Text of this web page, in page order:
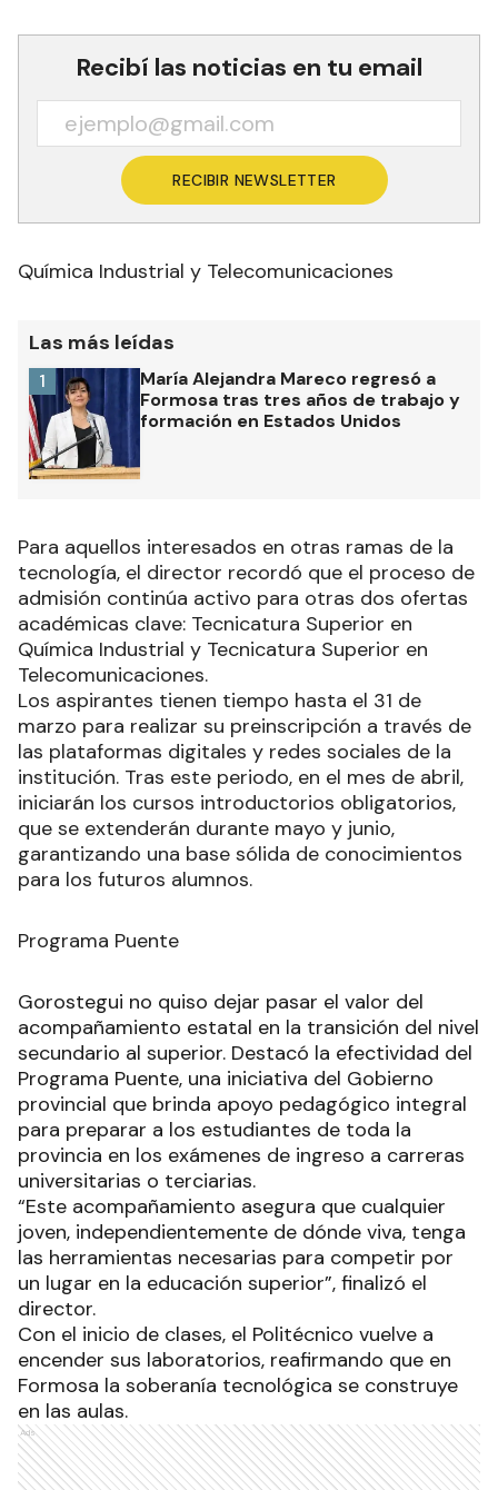
Recibí las noticias en tu email
RECIBIR NEWSLETTER
Química Industrial y Telecomunicaciones
Las más leídas
María Alejandra Mareco regresó a
Formosa tras tres años de trabajo y
formación en Estados Unidos
1
Para aquellos interesados en otras ramas de la
tecnología, el director recordó que el proceso de
admisión continúa activo para otras dos ofertas
académicas clave: Tecnicatura Superior en
Química Industrial y Tecnicatura Superior en
Telecomunicaciones.
Los aspirantes tienen tiempo hasta el 31 de
marzo para realizar su preinscripción a través de
las plataformas digitales y redes sociales de la
institución. Tras este periodo, en el mes de abril,
iniciarán los cursos introductorios obligatorios,
que se extenderán durante mayo y junio,
garantizando una base sólida de conocimientos
para los futuros alumnos.
Programa Puente
Gorostegui no quiso dejar pasar el valor del
acompañamiento estatal en la transición del nivel
secundario al superior. Destacó la efectividad del
Programa Puente, una iniciativa del Gobierno
provincial que brinda apoyo pedagógico integral
para preparar a los estudiantes de toda la
provincia en los exámenes de ingreso a carreras
universitarias o terciarias.
“Este acompañamiento asegura que cualquier
joven, independientemente de dónde viva, tenga
las herramientas necesarias para competir por
un lugar en la educación superior”, finalizó el
director.
Con el inicio de clases, el Politécnico vuelve a
encender sus laboratorios, reafirmando que en
Formosa la soberanía tecnológica se construye
en las aulas.
Ads